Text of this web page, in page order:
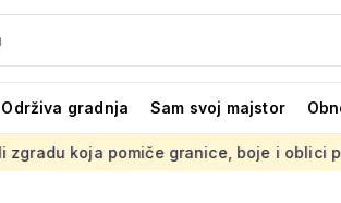
Održiva gradnja Sam svoj majstor
granice, boje i oblici pršte